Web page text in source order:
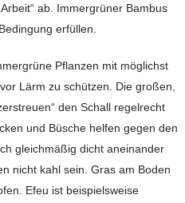
ab. Immergrüner Bambus
erfüllen.
Pflanzen mit möglichst
Lärm zu schützen. Die großen,
den Schall regelrecht
und Büsche helfen gegen den
gleichmäßig dicht aneinander
nicht kahl sein. Gras am Boden
Efeu ist beispielsweise